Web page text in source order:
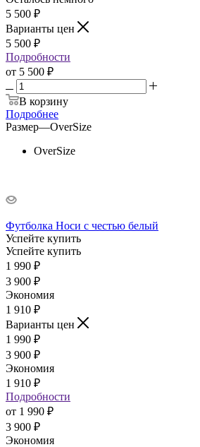
5 500 ₽
Варианты цен
5 500 ₽
Подробности
от 5 500 ₽
В корзину
Подробнее
Размер—OverSize
OverSize
Футболка Носи с честью белый
Успейте купить
Успейте купить
1 990 ₽
3 900 ₽
Экономия
1 910 ₽
Варианты цен
1 990 ₽
3 900 ₽
Экономия
1 910 ₽
Подробности
от 1 990 ₽
3 900 ₽
Экономия